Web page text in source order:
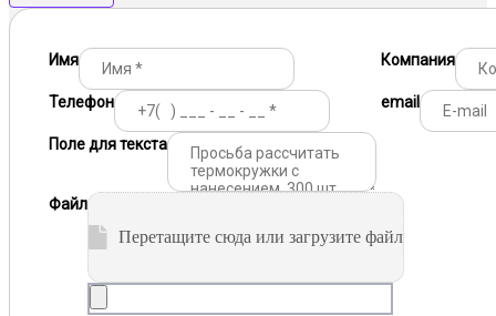
Имя Компания
Телефон email
Поле для текста
Файл
Перетащите сюда или загрузите файл